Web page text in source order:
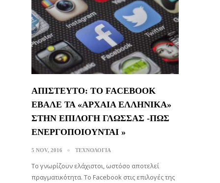
ΑΠΙΣΤΕΥΤΟ: ΤΟ FACEBOOK
ΕΒΑΛΕ ΤΑ «ΑΡΧΑΙΑ ΕΛΛΗΝΙΚΑ»
ΣΤΗΝ ΕΠΙΛΟΓΗ ΓΛΩΣΣΑΣ -ΠΩΣ
ΕΝΕΡΓΟΠΟΙΟΥΝΤΑΙ »
5 NOV, 2016 ΤΕΧΝΟΛΟΓΙΑ
Το γνωρίζουν ελάχιστοι, ωστόσο αποτελεί
πραγματικότητα. To Facebook στις επιλογές της